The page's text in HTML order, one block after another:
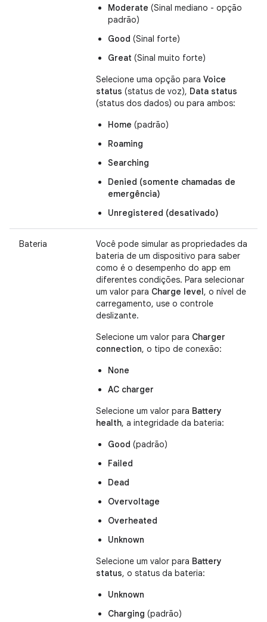
Moderate (Sinal mediano - opção
padrão)
Good (Sinal forte)
Great (Sinal muito forte)
Selecione uma opção para Voice
status (status de voz), Data status
(status dos dados) ou para ambos:
Home (padrão)
Roaming
Searching
Denied (somente chamadas de
emergência)
Unregistered (desativado)
Bateria
Você pode simular as propriedades da
bateria de um dispositivo para saber
como é o desempenho do app em
diferentes condições. Para selecionar
um valor para Charge level, o nível de
carregamento, use o controle
deslizante.
Selecione um valor para Charger
connection, o tipo de conexão:
None
AC charger
Selecione um valor para Battery
health, a integridade da bateria:
Good (padrão)
Failed
Dead
Overvoltage
Overheated
Unknown
Selecione um valor para Battery
status, o status da bateria:
Unknown
Charging (padrão)